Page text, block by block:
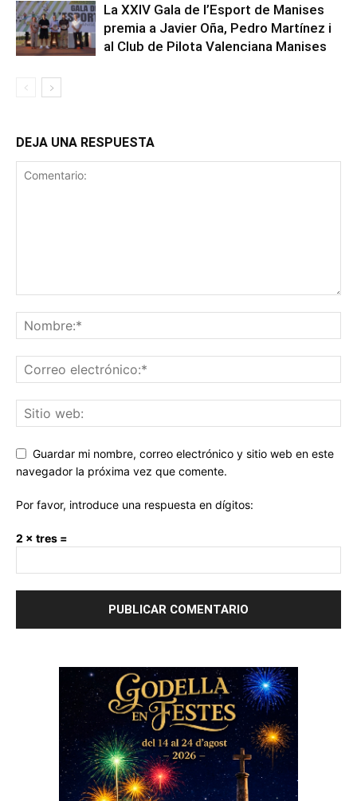
La XXIV Gala de l’Esport de Manises
premia a Javier Oña, Pedro Martínez i
al Club de Pilota Valenciana Manises
DEJA UNA RESPUESTA
Guardar mi nombre, correo electrónico y sitio web en este
navegador la próxima vez que comente.
Por favor, introduce una respuesta en dígitos:
2 × tres =